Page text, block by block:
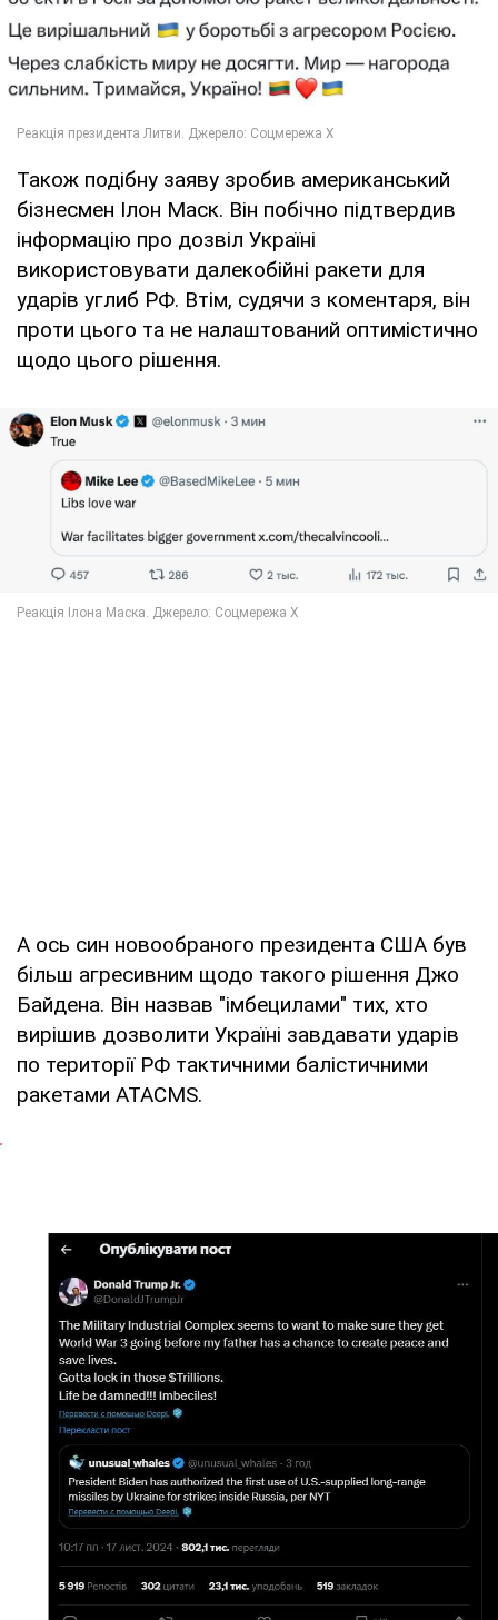
Також подібну заяву зробив американський
бізнесмен Ілон Маск. Він побічно підтвердив
інформацію про дозвіл Україні
використовувати далекобійні ракети для
ударів углиб РФ. Втім, судячи з коментаря, він
проти цього та не налаштований оптимістично
щодо цього рішення.
А ось син новообраного президента США був
більш агресивним щодо такого рішення Джо
Байдена. Він назвав "імбецилами" тих, хто
вирішив дозволити Україні завдавати ударів
по території РФ тактичними балістичними
ракетами ATACMS.